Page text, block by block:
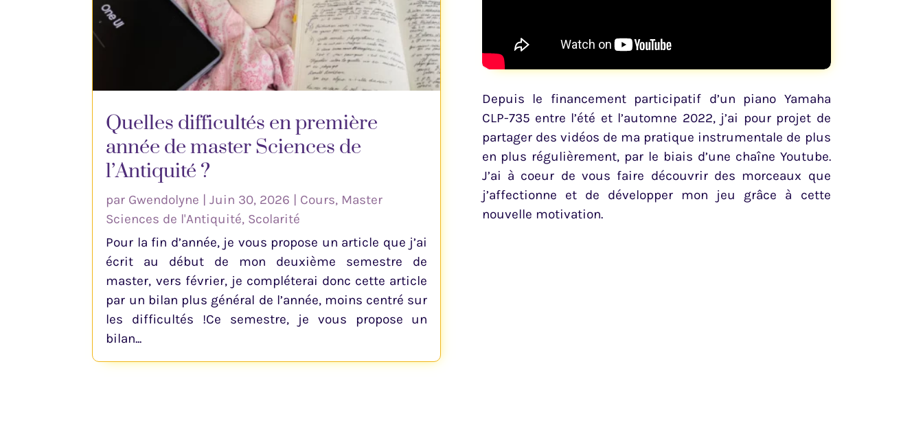
Quelles difficultés en première
année de master Sciences de
l’Antiquité ?
par Gwendolyne |Juin 30, 2026 Cours, Master
Sciences de l'Antiquité, Scolarité
Pour la fin d’année, je vous propose un article que j’ai
écrit au début de mon deuxième semestre de
master, vers février, je compléterai donc cette article
par un bilan plus général de l’année, moins centré sur
les difficultés !Ce semestre, je vous propose un
bilan...
Depuis le financement participatif d’un piano Yamaha
CLP-735 entre l’été et l’automne 2022, j’ai pour projet de
partager des vidéos de ma pratique instrumentale de plus
en plus régulièrement, par le biais d’une chaîne Youtube.
J’ai à coeur de vous faire découvrir des morceaux que
j’affectionne et de développer mon jeu grâce à cette
nouvelle motivation.